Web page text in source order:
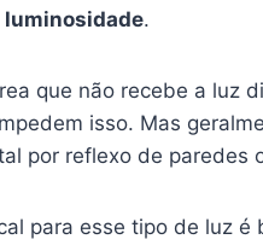
luminosidade.
que não recebe a luz
isso. Mas
por reflexo de paredes
para esse tipo de luz é